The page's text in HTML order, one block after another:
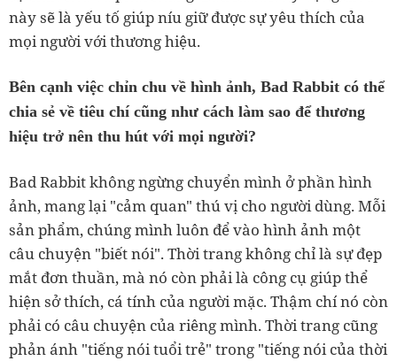
này sẽ là yếu tố giúp níu giữ được sự yêu thích của
mọi người với thương hiệu.
Bên cạnh việc chỉn chu về hình ảnh, Bad Rabbit có thể
chia sẻ về tiêu chí cũng như cách làm sao để thương
hiệu trở nên thu hút với mọi người?
Bad Rabbit không ngừng chuyển mình ở phần hình
ảnh, mang lại "cảm quan" thú vị cho người dùng. Mỗi
sản phẩm, chúng mình luôn để vào hình ảnh một
câu chuyện "biết nói". Thời trang không chỉ là sự đẹp
mắt đơn thuần, mà nó còn phải là công cụ giúp thể
hiện sở thích, cá tính của người mặc. Thậm chí nó còn
phải có câu chuyện của riêng mình. Thời trang cũng
phản ánh "tiếng nói tuổi trẻ" trong "tiếng nói của thời